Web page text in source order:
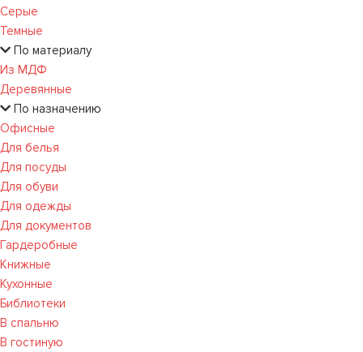
Серые
Темные
По материалу
Из МДФ
Деревянные
По назначению
Офисные
Для белья
Для посуды
Для обуви
Для одежды
Для документов
Гардеробные
Книжные
Кухонные
Библиотеки
В спальню
В гостиную